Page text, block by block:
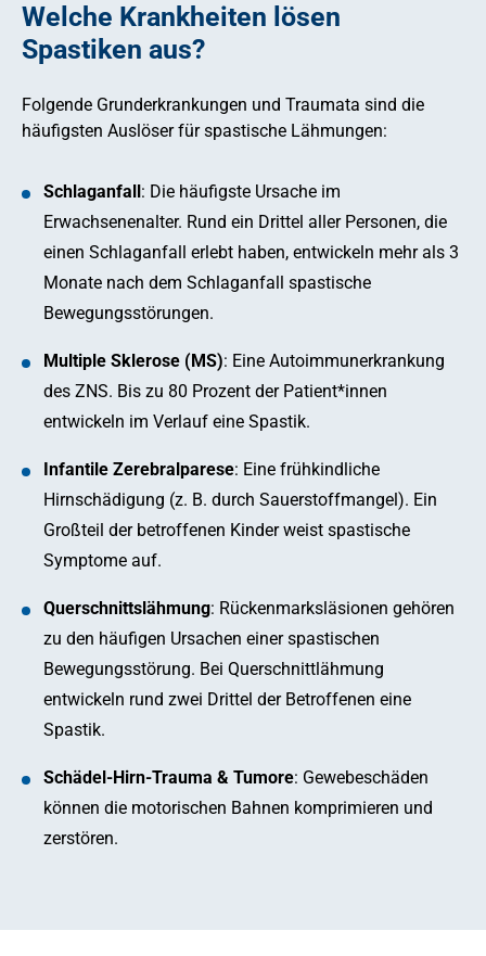
Welche Krankheiten lösen
Spastiken aus?
Folgende Grunderkrankungen und Traumata sind die
häufigsten Auslöser für spastische Lähmungen:
Schlaganfall: Die häufigste Ursache im
Erwachsenenalter. Rund ein Drittel aller Personen, die
einen Schlaganfall erlebt haben, entwickeln mehr als 3
Monate nach dem Schlaganfall spastische
Bewegungsstörungen.
Multiple Sklerose (MS): Eine Autoimmunerkrankung
des ZNS. Bis zu 80 Prozent der Patient*innen
entwickeln im Verlauf eine Spastik.
Infantile Zerebralparese: Eine frühkindliche
Hirnschädigung (z. B. durch Sauerstoffmangel). Ein
Großteil der betroffenen Kinder weist spastische
Symptome auf.
Querschnittslähmung: Rückenmarksläsionen gehören
zu den häufigen Ursachen einer spastischen
Bewegungsstörung. Bei Querschnittlähmung
entwickeln rund zwei Drittel der Betroffenen eine
Spastik.
Schädel-Hirn-Trauma & Tumore: Gewebeschäden
können die motorischen Bahnen komprimieren und
zerstören.